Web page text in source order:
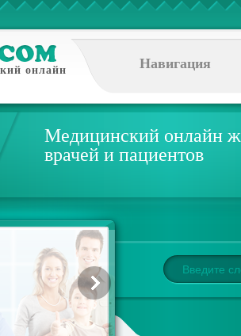
онлайн
Навигация
Медицинский онлайн
врачей и пациентов